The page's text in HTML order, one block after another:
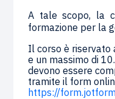
A tale scopo, la
formazione per la
Il corso è riservato
e un massimo di
devono essere
tramite il form
https://